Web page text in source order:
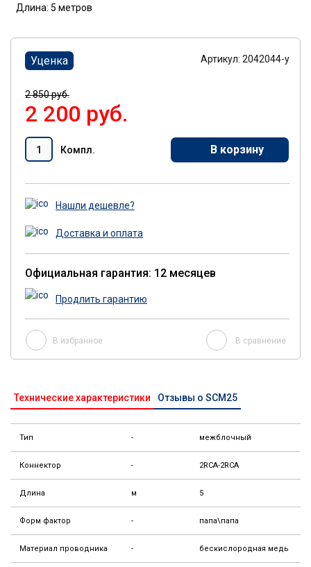
Длина: 5 метров
Уценка Артикул: 2042044-y
2 850 руб.
2 200 руб.
Компл. В корзину
Нашли дешевле?
Доставка и оплата
Официальная гарантия: 12 месяцев
Продлить гарантию
В избранное В сравнение
Технические характеристики Отзывы о SCM25
Тип - межблочный
Коннектор - 2RCA-2RCA
Длина м 5
Форм фактор - папа\папа
Материал проводника - бескислородная медь